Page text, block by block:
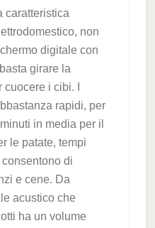
caratteristica
non
digitale con
girare la
i cibi. I
rapidi, per
in media per il
le patate, tempi
di
e cene. Da
acustico che
ha un volume